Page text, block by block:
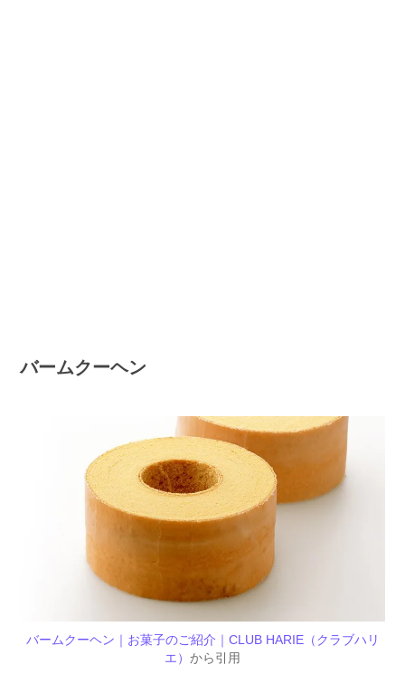
バームクーヘン
バームクーヘン｜お菓子のご紹介｜CLUB HARIE（クラブハリ
エ） から引用